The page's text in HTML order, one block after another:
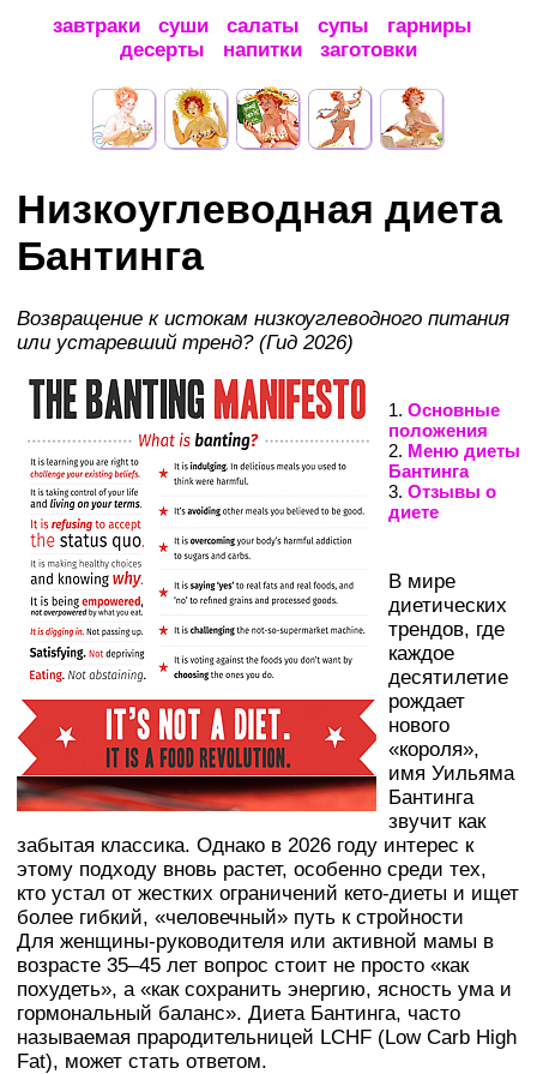
завтраки суши салаты супы
гарниры
десерты
напитки заготовки
Низкоуглеводная диета
Бантинга
Возвращение к истокам низкоуглеводного питания
или устаревший тренд? (Гид 2026)
1. Основные
положения
2. Меню диеты
Бантинга
3. Отзывы о
диете
В мире
диетических
трендов, где
каждое
десятилетие
рождает
нового
«короля»,
имя Уильяма
Бантинга
звучит как
забытая классика. Однако в 2026 году интерес к
этому подходу вновь растет, особенно среди тех,
кто устал от жестких ограничений кето-диеты и ищет
более гибкий, «человечный» путь к стройности
Для женщины-руководителя или активной мамы в
возрасте 35–45 лет вопрос стоит не просто «как
похудеть», а «как сохранить энергию, ясность ума и
гормональный баланс». Диета Бантинга, часто
называемая прародительницей LCHF (Low Carb High
Fat), может стать ответом.